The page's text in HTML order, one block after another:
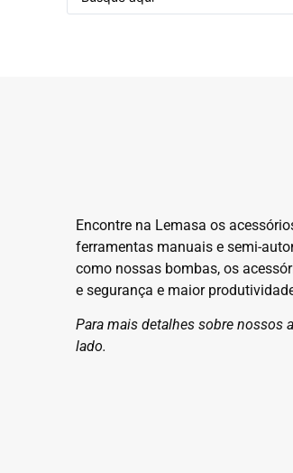
Encontre na Lemasa os
ferramentas manuais e semi-
como nossas bombas, os
e segurança e maior
Para mais detalhes sobre nossos
lado.